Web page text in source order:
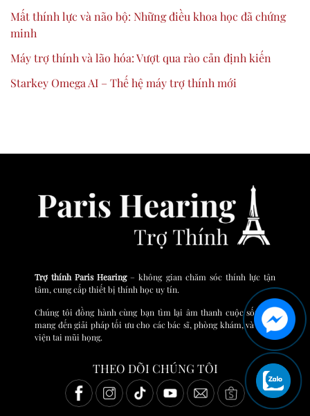
Mất thính lực và não bộ: Những điều khoa học đã chứng
minh
Máy trợ thính và lão hóa: Vượt qua rào cản định kiến
Starkey Omega AI – Thế hệ máy trợ thính mới
Trợ thính Paris Hearing– không gian chăm sóc thính lực tận
tâm, cung cấp thiết bị thính học uy tín.
Chúng tôi đồng hành cùng bạn tìm lại âm thanh cuộc sống và
mang đến giải pháp tối ưu cho các bác sĩ, phòng khám, và bệnh
viện tai mũi họng.
THEO DÕI CHÚNG TÔI